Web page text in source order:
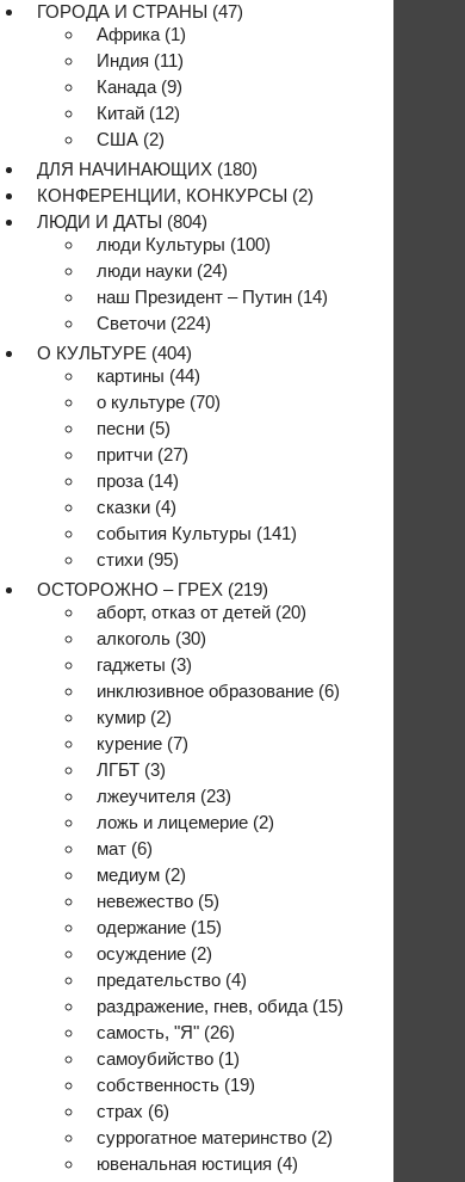
ГОРОДА И СТРАНЫ (47)
Африка (1)
Индия (11)
Канада (9)
Китай (12)
США (2)
ДЛЯ НАЧИНАЮЩИХ (180)
КОНФЕРЕНЦИИ, КОНКУРСЫ (2)
ЛЮДИ И ДАТЫ (804)
люди Культуры (100)
люди науки (24)
наш Президент – Путин (14)
Светочи (224)
О КУЛЬТУРЕ (404)
картины (44)
о культуре (70)
песни (5)
притчи (27)
проза (14)
сказки (4)
события Культуры (141)
стихи (95)
ОСТОРОЖНО – ГРЕХ (219)
аборт, отказ от детей (20)
алкоголь (30)
гаджеты (3)
инклюзивное образование (6)
кумир (2)
курение (7)
ЛГБТ (3)
лжеучителя (23)
ложь и лицемерие (2)
мат (6)
медиум (2)
невежество (5)
одержание (15)
осуждение (2)
предательство (4)
раздражение, гнев, обида (15)
самость, "Я" (26)
самоубийство (1)
собственность (19)
страх (6)
суррогатное материнство (2)
ювенальная юстиция (4)